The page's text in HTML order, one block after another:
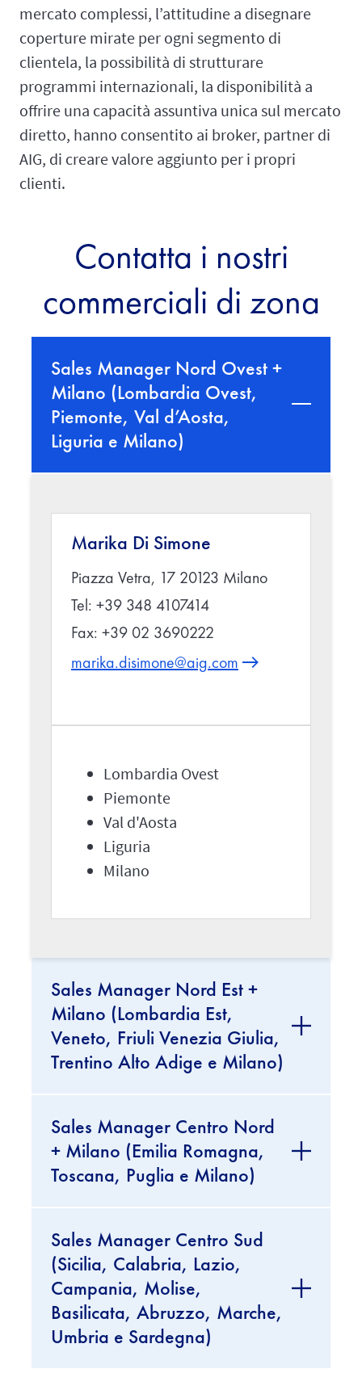
mercato complessi, l’attitudine a disegnare
coperture mirate per ogni segmento di
clientela, la possibilità di strutturare
programmi internazionali, la disponibilità a
offrire una capacità assuntiva unica sul mercato
diretto, hanno consentito ai broker, partner di
AIG, di creare valore aggiunto per i propri
clienti.
Contatta i nostri
commerciali di zona
Sales Manager Nord Ovest +
Milano (Lombardia Ovest,
Piemonte, Val d’Aosta,
Liguria e Milano)
Marika Di Simone
Piazza Vetra, 17 20123 Milano
Tel: +39 348 4107414
Fax: +39 02 3690222
marika.disimone@aig.com
Lombardia Ovest
Piemonte
Val d'Aosta
Liguria
Milano
Sales Manager Nord Est +
Milano (Lombardia Est,
Veneto, Friuli Venezia Giulia,
Trentino Alto Adige e Milano)
Sales Manager Centro Nord
+ Milano (Emilia Romagna,
Toscana, Puglia e Milano)
Sales Manager Centro Sud
(Sicilia, Calabria, Lazio,
Campania, Molise,
Basilicata, Abruzzo, Marche,
Umbria e Sardegna)